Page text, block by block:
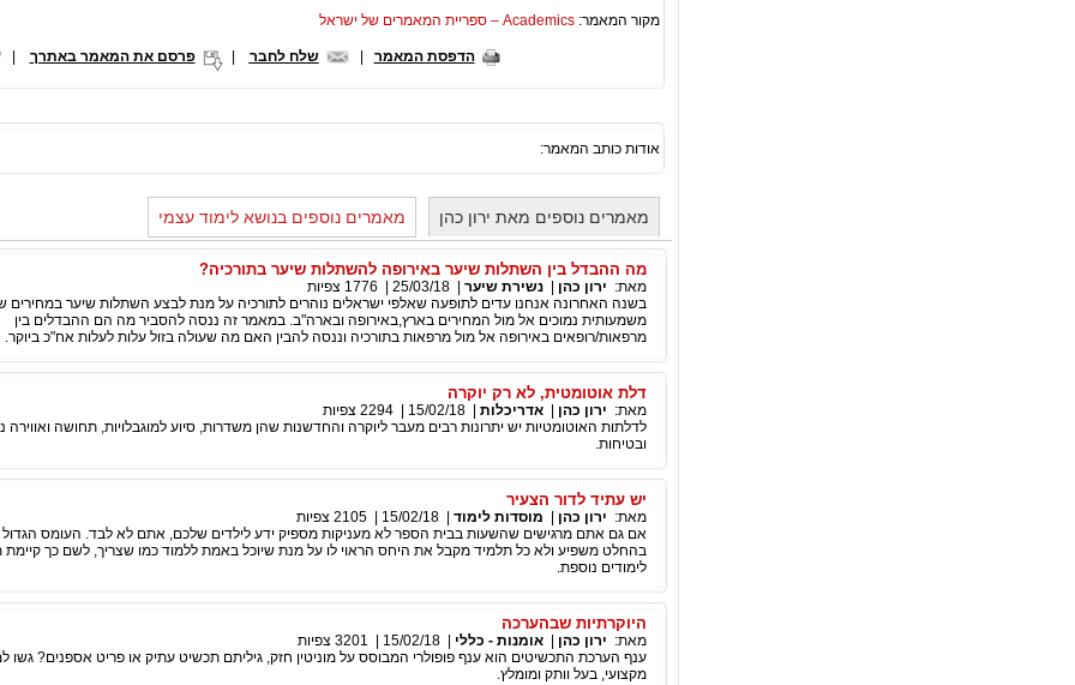
מקור המאמר: Academics – ספריית המאמרים של ישראל
הדפסת המאמר שלח לחבר פרסם את המאמר באתרך |
אודות כותב המאמר:
מאמרים נוספים מאת ירון כהן מאמרים נוספים בנושא לימוד עצמי
מה ההבדל בין השתלות שיער באירופה להשתלות שיער בתורכיה?
מאת: ירון כהן נשירת שיער 25/03/18
1776 צפיות
בשנה האחרונה אנחנו עדים לתופעה שאלפי ישראלים נוהרים לתורכיה על מנת לבצע השתלות שיער במחירים
משמעותית נמוכים אל מול המחירים בארץ,באירופה ובארה"ב. במאמר זה ננסה להסביר מה הם ההבדלים בין
מרפאות/רופאים באירופה אל מול מרפאות בתורכיה וננסה להבין האם מה שעולה בזול עלות לעלות אח"כ ביוקר.
דלת אוטומטית, לא רק יוקרה
מאת: ירון כהן אדריכלות 15/02/18
2294 צפיות
לדלתות האוטומטיות יש יתרונות רבים מעבר ליוקרה והחדשנות שהן משדרות, סיוע למוגבלויות, תחושה ואווירה
ובטיחות.
יש עתיד לדור הצעיר
מאת: ירון כהן מוסדות לימוד 15/02/18
2105 צפיות
אם גם אתם מרגישים שהשעות בבית הספר לא מעניקות מספיק ידע לילדים שלכם, אתם לא לבד. העומס הגדול
בהחלט משפיע ולא כל תלמיד מקבל את היחס הראוי לו על מנת שיוכל באמת ללמוד כמו שצריך, לשם כך קיימת
לימודים נוספת.
היוקרתיות שבהערכה
מאת: ירון כהן אומנות - כללי 15/02/18
3201 צפיות
ענף הערכת התכשיטים הוא ענף פופולרי המבוסס על מוניטין חזק, גיליתם תכשיט עתיק או פריט אספנים? גשו
מקצועי, בעל וותק ומומלץ.